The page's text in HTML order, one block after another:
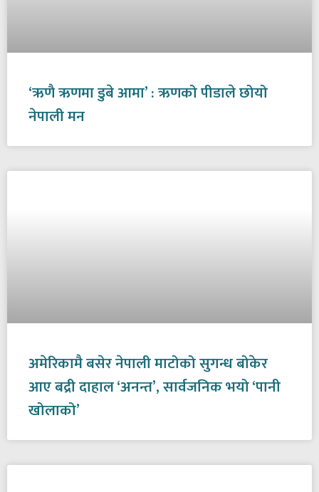
‘ऋणै ऋणमा डुबे आमा’ : ऋणको पीडाले छोयो
नेपाली मन
अमेरिकामै बसेर नेपाली माटोको सुगन्ध बोकेर
आए बद्री दाहाल ‘अनन्त’, सार्वजनिक भयो ‘पानी
खोलाको’